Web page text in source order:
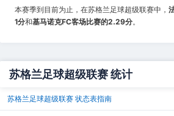
本赛季到目前为止，在苏格兰足球超级联赛中，
1分和基马诺克FC客场比赛的2.29分。
苏格兰足球超级联赛 统计
苏格兰足球超级联赛 状态表指南